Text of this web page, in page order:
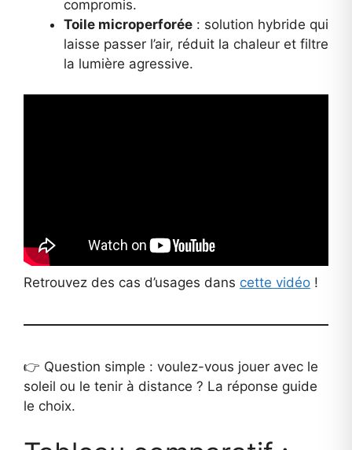
compromis.
Toile microperforée : solution hybride qui
laisse passer l’air, réduit la chaleur et filtre
la lumière agressive.
Retrouvez des cas d’usages dans cette vidéo !
👉 Question simple : voulez-vous jouer avec le
soleil ou le tenir à distance ? La réponse guide
le choix.